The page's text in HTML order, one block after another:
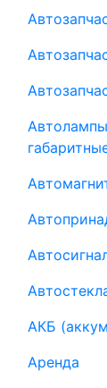
АКБ
Аренда